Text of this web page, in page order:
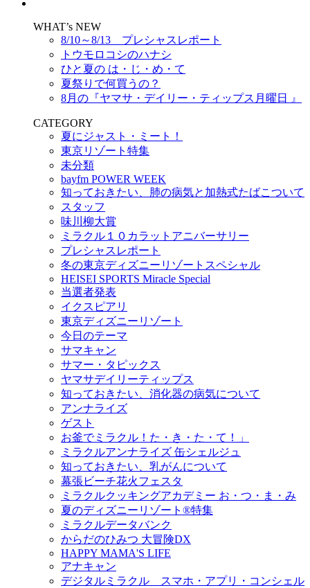
WHAT’s NEW
8/10～8/13 プレシャスレポート
トウモロコシのハナシ
ひと夏の は・じ・め・て
夏祭りで何買うの？
8月の『ヤマサ・デイリー・ティップス月曜日 』
CATEGORY
夏にジャスト・ミート！
東京リゾート特集
未分類
bayfm POWER WEEK
知っておきたい、肺の病気と加熱式たばこついて
スタッフ
味川柳大賞
ミラクル１０カラットアニバーサリー
プレシャスレポート
冬の東京ディズニーリゾートスペシャル
HEISEI SPORTS Miracle Special
当選者発表
イクスピアリ
東京ディズニーリゾート
今日のテーマ
サマキャン
サマー・タピックス
ヤマサデイリーティップス
知っておきたい、消化器の病気について
アンナライズ
ゲスト
お釜でミラクル！た・き・た・て！」
ミラクルアンナライズ 缶シェルジュ
知っておきたい、乳がんについて
幕張ビーチ花火フェスタ
ミラクルクッキングアカデミー お・つ・ま・み
夏のディズニーリゾート®特集
ミラクルデータバンク
からだのひみつ 大冒険DX
HAPPY MAMA'S LIFE
アナキャン
デジタルミラクル スマホ・アプリ・コンシェル